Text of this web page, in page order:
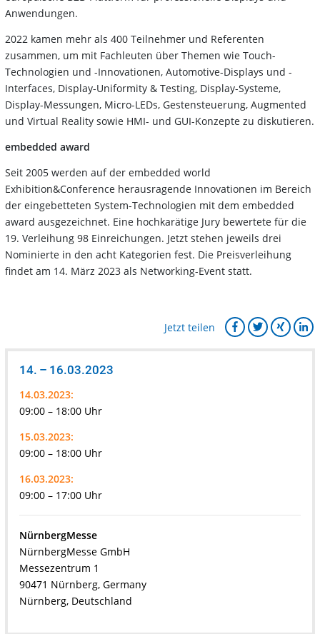
Anwendungen.
2022 kamen mehr als 400 Teilnehmer und Referenten
zusammen, um mit Fachleuten über Themen wie Touch-
Technologien und -Innovationen, Automotive-Displays und -
Interfaces, Display-Uniformity & Testing, Display-Systeme,
Display-Messungen, Micro-LEDs, Gestensteuerung, Augmented
und Virtual Reality sowie HMI- und GUI-Konzepte zu diskutieren.
embedded award
Seit 2005 werden auf der embedded world
Exhibition&Conference herausragende Innovationen im Bereich
der eingebetteten System-Technologien mit dem embedded
award ausgezeichnet. Eine hochkarätige Jury bewertete für die
19. Verleihung 98 Einreichungen. Jetzt stehen jeweils drei
Nominierte in den acht Kategorien fest. Die Preisverleihung
findet am 14. März 2023 als Networking-Event statt.
Jetzt teilen
14. – 16.03.2023
14.03.2023:
09:00 – 18:00 Uhr
15.03.2023:
09:00 – 18:00 Uhr
16.03.2023:
09:00 – 17:00 Uhr
NürnbergMesse
NürnbergMesse GmbH
Messezentrum 1
90471 Nürnberg, Germany
Nürnberg, Deutschland